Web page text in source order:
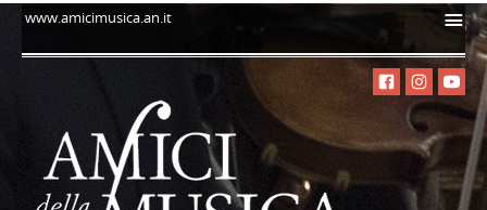
www.amicimusica.an.it i